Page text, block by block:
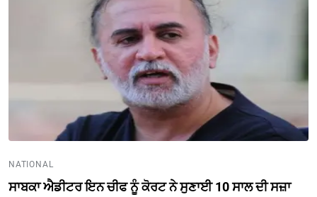
NATIONAL
ਸਾਬਕਾ ਐਡੀਟਰ ਇਨ ਚੀਫ ਨੂੰ ਕੋਰਟ ਨੇ ਸੁਣਾਈ 10 ਸਾਲ ਦੀ ਸਜ਼ਾ